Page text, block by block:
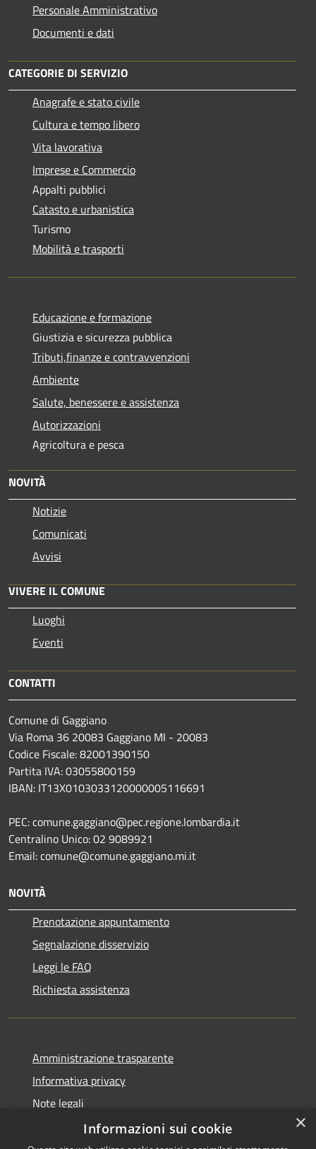
Personale Amministrativo
Documenti e dati
CATEGORIE DI SERVIZIO
Anagrafe e stato civile
Cultura e tempo libero
Vita lavorativa
Imprese e Commercio
Appalti pubblici
Catasto e urbanistica
Turismo
Mobilità e trasporti
Educazione e formazione
Giustizia e sicurezza pubblica
Tributi,finanze e contravvenzioni
Ambiente
Salute, benessere e assistenza
Autorizzazioni
Agricoltura e pesca
NOVITÀ
Notizie
Comunicati
Avvisi
VIVERE IL COMUNE
Luoghi
Eventi
CONTATTI
Comune di Gaggiano
Via Roma 36 20083 Gaggiano MI - 20083
Codice Fiscale: 82001390150
Partita IVA: 03055800159
IBAN: IT13X0103033120000005116691
PEC: comune.gaggiano@pec.regione.lombardia.it
Centralino Unico: 02 9089921
Email: comune@comune.gaggiano.mi.it
NOVITÀ
Prenotazione appuntamento
Segnalazione disservizio
Leggi le FAQ
Richiesta assistenza
Amministrazione trasparente
Informativa privacy
Note legali
Dichiarazione di accessibilità
×
Informazioni sui cookie